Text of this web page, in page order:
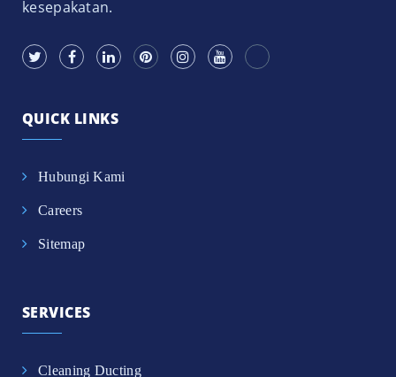
kesepakatan.
QUICK LINKS
Hubungi Kami
Careers
Sitemap
SERVICES
Cleaning Ducting